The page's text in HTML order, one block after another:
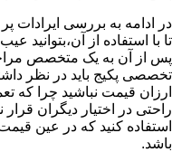
در ادامه به بررسی ایرادات
تا با استفاده از آن،بتوانید
پس از آن به یک متخصص
تخصصی پکیج باید در نظر
ارزان قیمت نباشید چرا که
راحتی در اختیار دیگران
استفاده کنید که در عین
باشد.